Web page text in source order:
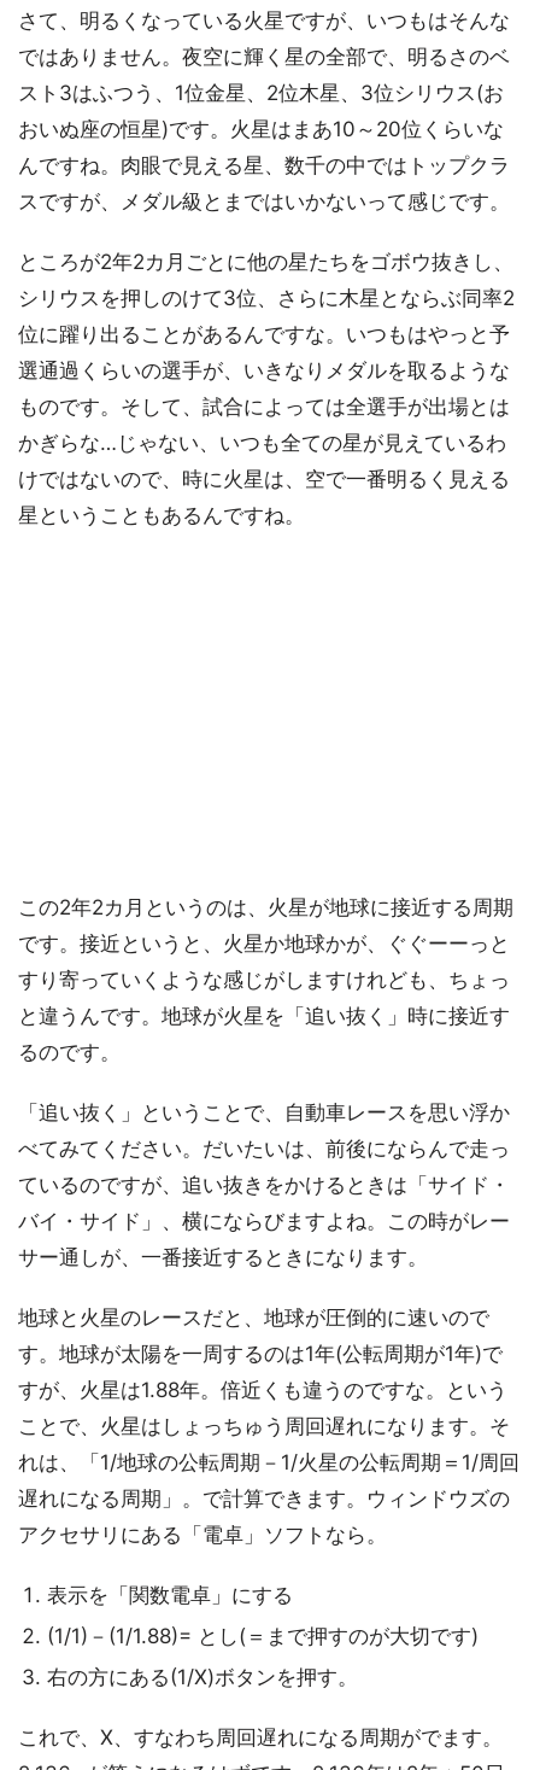
さて、明るくなっている火星ですが、いつもはそんな
ではありません。夜空に輝く星の全部で、明るさのベ
スト3はふつう、1位金星、2位木星、3位シリウス(お
おいぬ座の恒星)です。火星はまあ10～20位くらいな
んですね。肉眼で見える星、数千の中ではトップクラ
スですが、メダル級とまではいかないって感じです。
ところが2年2カ月ごとに他の星たちをゴボウ抜きし、
シリウスを押しのけて3位、さらに木星とならぶ同率2
位に躍り出ることがあるんですな。いつもはやっと予
選通過くらいの選手が、いきなりメダルを取るような
ものです。そして、試合によっては全選手が出場とは
かぎらな…じゃない、いつも全ての星が見えているわ
けではないので、時に火星は、空で一番明るく見える
星ということもあるんですね。
この2年2カ月というのは、火星が地球に接近する周期
です。接近というと、火星か地球かが、ぐぐーーっと
すり寄っていくような感じがしますけれども、ちょっ
と違うんです。地球が火星を「追い抜く」時に接近す
るのです。
「追い抜く」ということで、自動車レースを思い浮か
べてみてください。だいたいは、前後にならんで走っ
ているのですが、追い抜きをかけるときは「サイド・
バイ・サイド」、横にならびますよね。この時がレー
サー通しが、一番接近するときになります。
地球と火星のレースだと、地球が圧倒的に速いので
す。地球が太陽を一周するのは1年(公転周期が1年)で
すが、火星は1.88年。倍近くも違うのですな。という
ことで、火星はしょっちゅう周回遅れになります。そ
れは、「1/地球の公転周期－1/火星の公転周期＝1/周回
遅れになる周期」。で計算できます。ウィンドウズの
アクセサリにある「電卓」ソフトなら。
表示を「関数電卓」にする
(1/1)－(1/1.88)= とし(＝まで押すのが大切です)
右の方にある(1/X)ボタンを押す。
これで、X、すなわち周回遅れになる周期がでます。